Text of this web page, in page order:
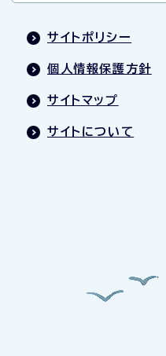
サイトポリシー
個人情報保護方針
サイトマップ
サイトについて